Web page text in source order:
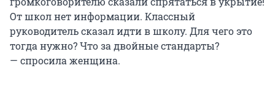
От школ нет информации. Классный
руководитель сказал идти в школу. Для чего это
тогда нужно? Что за двойные стандарты?
— спросила женщина.